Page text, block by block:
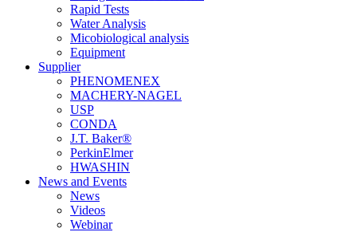
Rapid Tests
Water Analysis
Micobiological analysis
Equipment
Supplier
PHENOMENEX
MACHERY-NAGEL
USP
CONDA
J.T. Baker®
PerkinElmer
HWASHIN
News and Events
News
Videos
Webinar